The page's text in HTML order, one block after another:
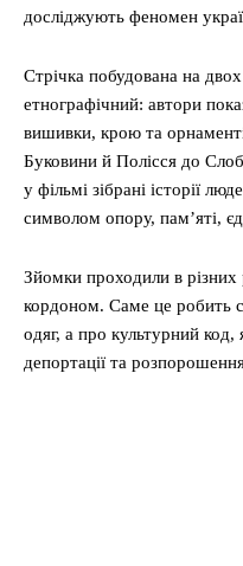
досліджують феномен
Стрічка побудована на
етнографічний: автори
вишивки, крою та
Буковини й Полісся до
у фільмі зібрані історії
символом опору, пам’яті,
Зйомки проходили в різних
кордоном. Саме це робить
одяг, а про культурний код,
депортації та